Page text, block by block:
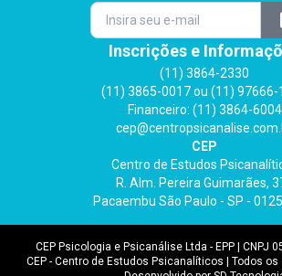
Inscrições e
(11) 3864-2330
(11) 3865-0017 ou (11) 97666-
Financeiro: (11) 3864-6004
CEP
Centro de Estudos
R. Alm. Pereira Guimarães,
Pacaembu São Paulo - SP -
CEP Psicologia e Psicanálise Ltda - EPP | CNPJ
CEP - Centro de Estudos Psicanalíticos | Todos